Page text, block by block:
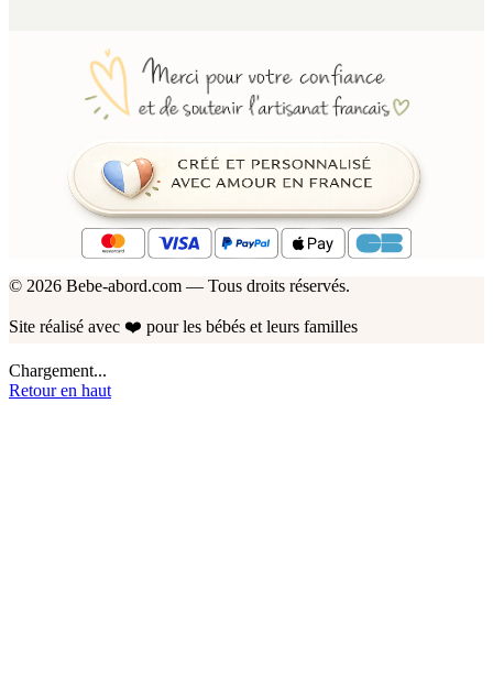
© 2026 Bebe-abord.com — Tous droits réservés.
Site réalisé avec ❤️ pour les bébés et leurs familles
Chargement...
Retour en haut